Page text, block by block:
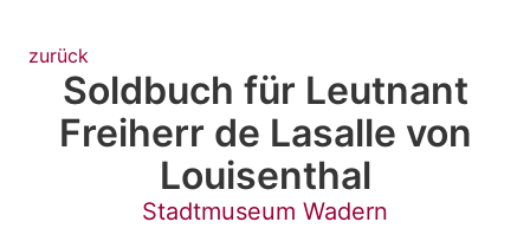
zurück
Soldbuch für Leutnant
Freiherr de Lasalle von
Louisenthal
Stadtmuseum Wadern